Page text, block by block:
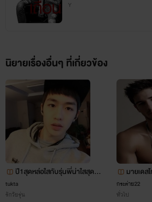
นิยายเรื่องนี้มีฉาก rape sense [ข่มขืนฝืนใจ]
———-
Facebook page ::: Newdam_blackfinger
Y
นิยายเรื่องอื่นๆ ที่เกี่ยวข้อง
ปี1สุดหล่อใสกับรุ่นพี่น่าใสสุดสว
ย
tukta
รักวัยรุ่น
มายเดส
กระต่าย22
ทั่วไป